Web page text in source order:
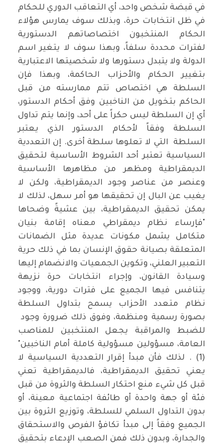
في قبضة شخص واحد، أي التعاقب الدوري للحكام
في ظل انتخابات حرة، وبذلك سوف يمارس هؤلاء
الحكام المنتخبون اختصاصاتهم الدستورية
لفترات محددة سلفاً، وبهذا سوف لا يتغير اسم
الدولة ولا يتبدل دستورها ولا شخصيتها الاعتبارية
بتغيير الحكام والأحزاب الحاكمة، وبهذا فإن
السلطة هي اختصاص تتم ممارسته من قبل
الحاكم بتخويل من الناخبين وفق أحكام الدستور،
أي إن السلطة ليس حكراً على أحد، وإنما يتم تداول
السلطة وفقاً لأحكام الدستور الذي يعتبر
السلطة التي لا تعلوها سلطة أخرى. إن التعددية
السياسية تعتبر أحد الشروط الأساسية لتحقيق
الديمقراطية ومظهر من مظاهرها الأساسية
وعنصر من عناصر وجود الديمقراطية، ولكن لا
يغيب عن البال إن تحقيقها هو أمر سهل، لذلك لا
يمكن تحقيق الديمقراطية، بين عشيةً وضحاها
"فإرساء نظام ديمقراطي معناه إقامة بنيان
متكامل يشمل مكونات عديدة مثل الضمانات
المتعلقة بصيانة حقوق الإنسان بما في ذلك حرية
التعبير العلني، وتكوين الجمعيات والانضمام إليها
وسيادة القانون، وإجراء انتخابات حرة نزيهة
يتنافس فيها الجميع على فترات دورية، ووجود
نظام متعدد الأحزاب يسمح بتداول السلطة
بصورة رسمية ومنظمة، وفوق ذلك ضرورة وجود
للضبط والمراقبة يجعل المنتخبين للمناصب
العامة، مسؤولين مسؤولية كاملة أمام الناخبين"
(1) . لذلك فأن مبدأ إقرار التعددية السياسية لا
يعني تحقيق الديمقراطية، فالديمقراطية تعني
قبل كل شيء منع احتكار السلطة والثروة من قبل
فئة أو جهة واحدة أو طائفة اجتماعية معينة، أو
بدون التداول السلمي للسلطة، وتوزيع الثروة بين
الجميع وفقاً إلى مبدأ تكافؤ الفرص والاستحقاق
والجدارة، وبدون ذلك فمن الصعب الإدعاء بتحقيق